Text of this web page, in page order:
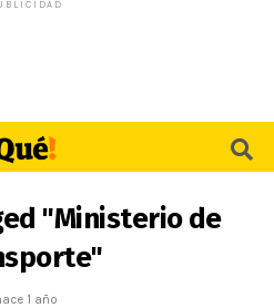
"Ministerio de
1 año